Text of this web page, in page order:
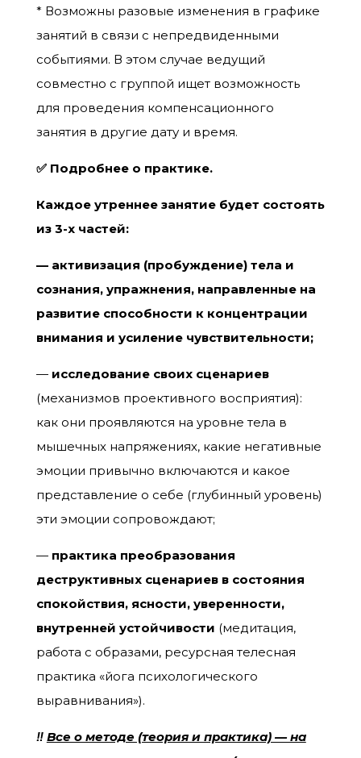
* Возможны разовые изменения в графике
занятий в связи с непредвиденными
событиями. В этом случае ведущий
совместно с группой ищет возможность
для проведения компенсационного
занятия в другие дату и время.
✅ Подробнее о практике.
Каждое утреннее занятие будет состоять
из 3-х частей:
— активизация (пробуждение) тела и
сознания, упражнения, направленные на
развитие способности к концентрации
внимания и усиление чувствительности;
— исследование своих сценариев
(механизмов проективного восприятия):
как они проявляются на уровне тела в
мышечных напряжениях, какие негативные
эмоции привычно включаются и какое
представление о себе (глубинный уровень)
эти эмоции сопровождают;
— практика преобразования
деструктивных сценариев в состояния
спокойствия, ясности, уверенности,
внутренней устойчивости (медитация,
работа с образами, ресурсная телесная
практика «йога психологического
выравнивания»).
‼️ Все о методе (теория и практика) — на